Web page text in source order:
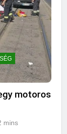
motoros
mins